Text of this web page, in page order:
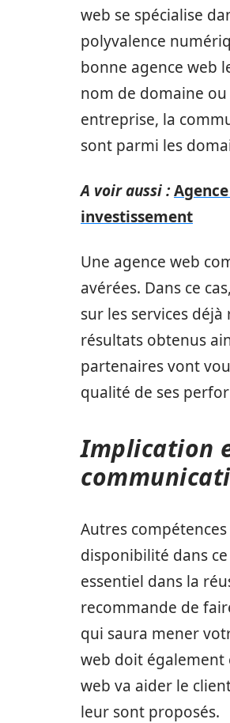
web se spécialise
polyvalence
bonne agence web
nom de domaine ou
entreprise, la
sont parmi les
A voir aussi :
investissement
Une agence web
avérées. Dans ce
sur les services déjà
résultats obtenus
partenaires vont
qualité de ses
Implication
Autres
disponibilité dans
essentiel dans la
recommande de
qui saura mener
web doit également
web va aider le
leur sont proposés.